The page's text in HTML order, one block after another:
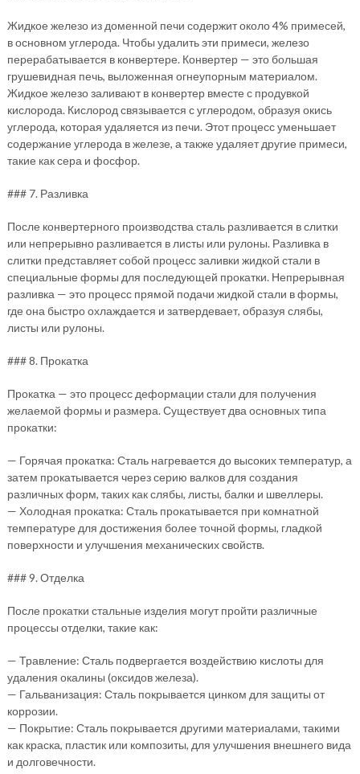
Жидкое железо из доменной печи содержит около 4% примесей,
в основном углерода. Чтобы удалить эти примеси, железо
перерабатывается в конвертере. Конвертер — это большая
грушевидная печь, выложенная огнеупорным материалом.
Жидкое железо заливают в конвертер вместе с продувкой
кислорода. Кислород связывается с углеродом, образуя окись
углерода, которая удаляется из печи. Этот процесс уменьшает
содержание углерода в железе, а также удаляет другие примеси,
такие как сера и фосфор.
### 7. Разливка
После конвертерного производства сталь разливается в слитки
или непрерывно разливается в листы или рулоны. Разливка в
слитки представляет собой процесс заливки жидкой стали в
специальные формы для последующей прокатки. Непрерывная
разливка — это процесс прямой подачи жидкой стали в формы,
где она быстро охлаждается и затвердевает, образуя слябы,
листы или рулоны.
### 8. Прокатка
Прокатка — это процесс деформации стали для получения
желаемой формы и размера. Существует два основных типа
прокатки:
— Горячая прокатка: Сталь нагревается до высоких температур, а
затем прокатывается через серию валков для создания
различных форм, таких как слябы, листы, балки и швеллеры.
— Холодная прокатка: Сталь прокатывается при комнатной
температуре для достижения более точной формы, гладкой
поверхности и улучшения механических свойств.
### 9. Отделка
После прокатки стальные изделия могут пройти различные
процессы отделки, такие как:
— Травление: Сталь подвергается воздействию кислоты для
удаления окалины (оксидов железа).
— Гальванизация: Сталь покрывается цинком для защиты от
коррозии.
— Покрытие: Сталь покрывается другими материалами, такими
как краска, пластик или композиты, для улучшения внешнего вида
и долговечности.